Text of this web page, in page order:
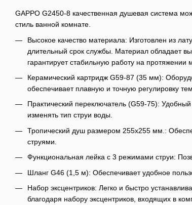
GAPPO G2450-8 качественная душевая система
стиль ванной комнате.
Высокое качество материала: Изготовлен из
длительный срок службы. Материал обладает
гарантирует стабильную работу на протяжении
Керамический картридж G59-87 (35 мм):
обеспечивает плавную и точную регулировку
Практический переключатель (G59-75):
изменять тип струи воды.
Тропический душ размером 255x255 мм.:
струями.
Функциональная лейка с 3 режимами струи:
Шланг G46 (1,5 м): Обеспечивает удобное
Набор эксцентриков: Легко и быстро
благодаря набору эксцентриков, входящих в